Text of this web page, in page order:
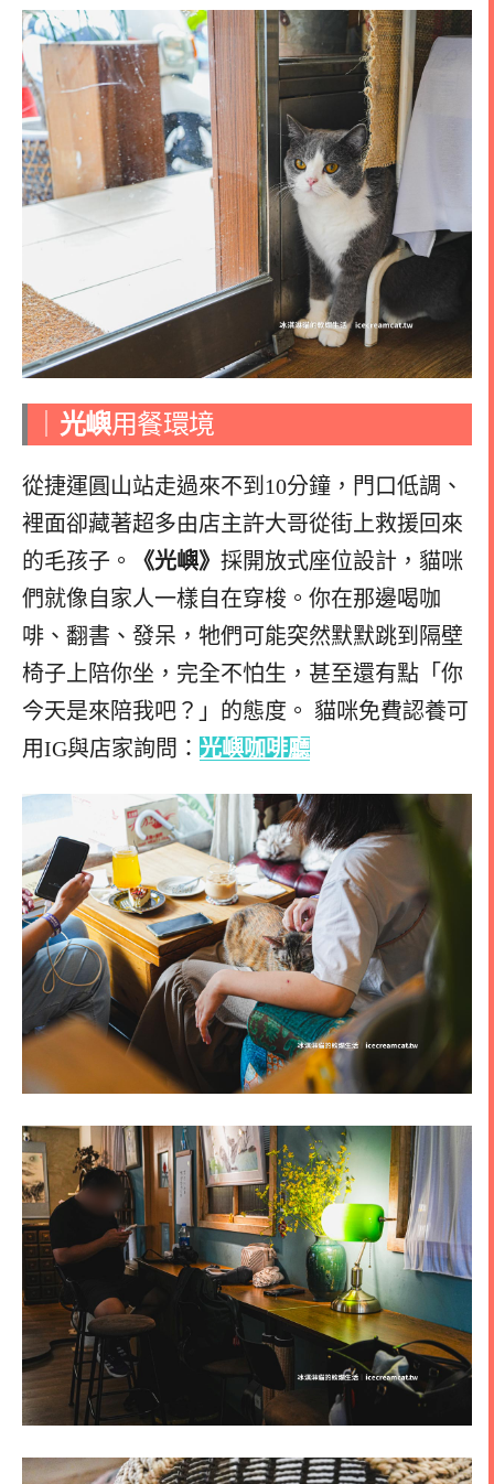
光嶼用餐環境
從捷運圓山站走過來不到10分鐘，門口低調、
裡面卻藏著超多由店主許大哥從街上救援回來
的毛孩子。
《光嶼》 採開放式座位設計，貓咪
們就像自家人一樣自在穿梭。你在那邊喝咖
啡、翻書、發呆，牠們可能突然默默跳到隔壁
椅子上陪你坐，完全不怕生，甚至還有點「你
今天是來陪我吧？」的態度。 貓咪免費認養可
用IG與店家詢問： 光嶼咖啡廳